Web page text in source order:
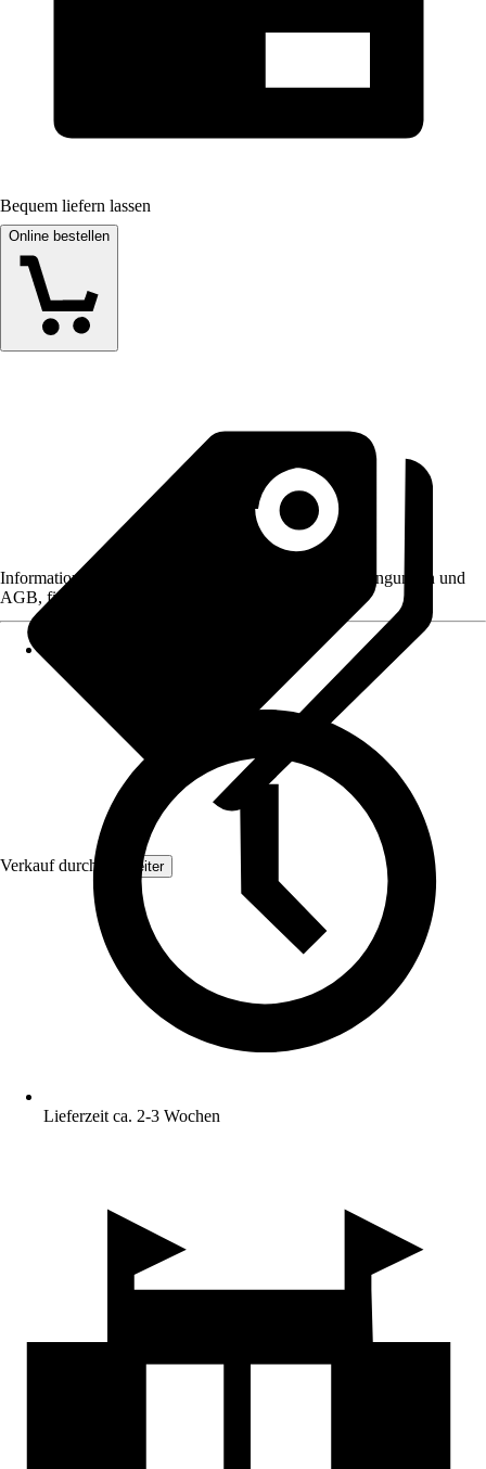
Bequem liefern lassen
Online bestellen
Verkauf durch: Topleiter
Informationen des Verkäufers, wie z. B. Rückgabebedingungen und
AGB, finden Sie bei Klick auf den Verkäufernamen.
Lieferzeit ca. 2-3 Wochen